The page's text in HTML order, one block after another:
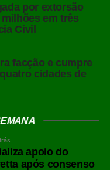
por extorsão
em três
Civil
facção e cumpre
cidades de
apoio do
após consenso